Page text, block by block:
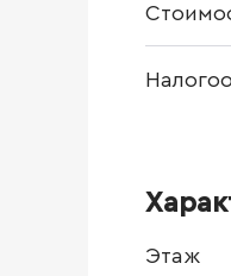
Этаж